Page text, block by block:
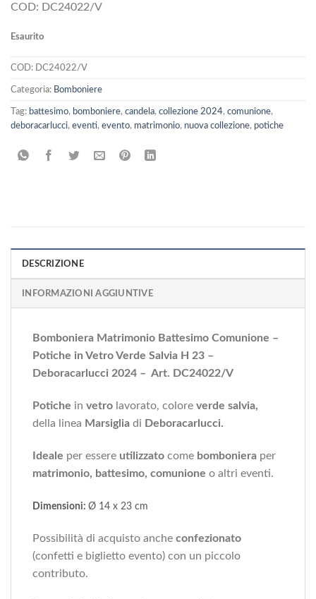
COD: DC24022/V
Esaurito
COD: DC24022/V
Categoria: Bomboniere
Tag: battesimo, bomboniere, candela, collezione 2024, comunione,
deboracarlucci, eventi, evento, matrimonio, nuova collezione, potiche
DESCRIZIONE
INFORMAZIONI AGGIUNTIVE
Bomboniera Matrimonio Battesimo Comunione –
Potiche in Vetro Verde Salvia H 23 –
Deboracarlucci 2024 – Art. DC24022/V
Potiche in vetro lavorato, colore verde salvia,
della linea Marsiglia di Deboracarlucci.
Ideale per essere utilizzato come bomboniera per
matrimonio, battesimo, comunione o altri eventi.
Dimensioni: Ø 14 x 23 cm
Possibilità di acquisto anche confezionato
(confetti e biglietto evento) con un piccolo
contributo.